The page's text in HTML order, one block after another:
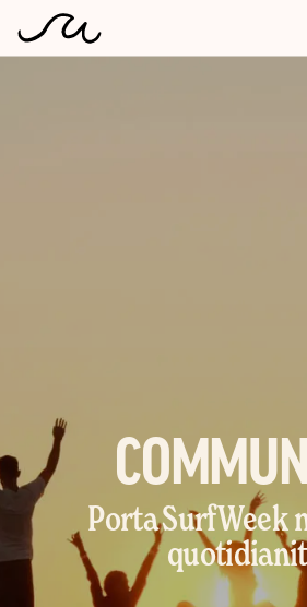
Porta SurfWeek